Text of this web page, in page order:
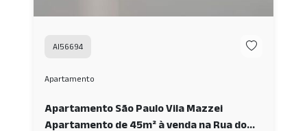
AI56694
Apartamento
Apartamento São Paulo Vila Mazzei
Apartamento de 45m² à venda na Rua do